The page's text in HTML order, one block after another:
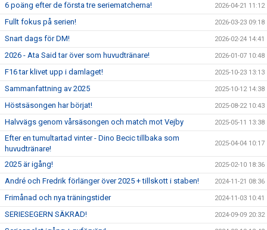
6 poäng efter de första tre seriematcherna! 2026-04-21 11:12
Fullt fokus på serien! 2026-03-23 09:18
Snart dags för DM! 2026-02-24 14:41
2026 - Ata Said tar över som huvudtränare! 2026-01-07 10:48
F16 tar klivet upp i damlaget! 2025-10-23 13:13
Sammanfattning av 2025 2025-10-12 14:38
Höstsäsongen har börjat! 2025-08-22 10:43
Halvvägs genom vårsäsongen och match mot Vejby 2025-05-11 13:38
Efter en tumultartad vinter - Dino Becic tillbaka som
huvudtränare!
2025-04-04 10:17
2025 är igång! 2025-02-10 18:36
André och Fredrik förlänger över 2025 + tillskott i staben! 2024-11-21 08:36
Frimånad och nya träningstider 2024-11-03 10:41
SERIESEGERN SÄKRAD! 2024-09-09 20:32